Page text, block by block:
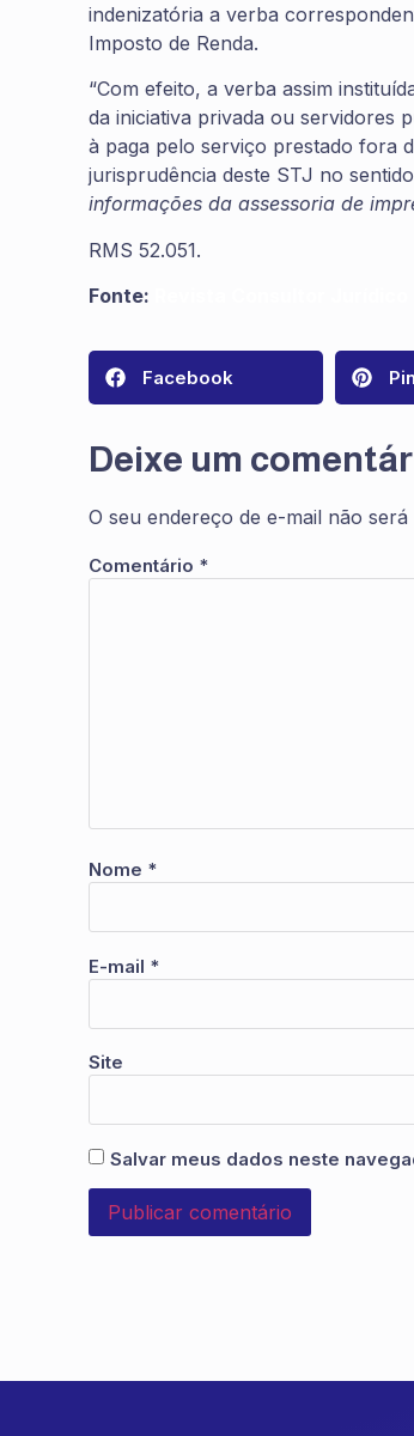
indenizatória a verba
Imposto de Renda.
“Com efeito, a verba assim
da iniciativa privada ou servidores
à paga pelo serviço prestado fora
jurisprudência deste STJ no
informações da assessoria de
RMS 52.051.
Fonte:
Facebook
Deixe um
O seu endereço de e-mail não será
Comentário *
Nome *
E-mail *
Site
Salvar meus dados neste